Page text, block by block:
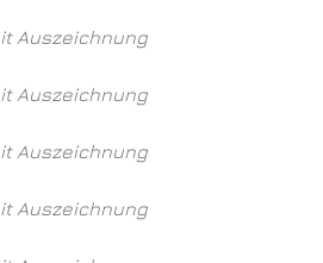
Auszeichnung
Auszeichnung
Auszeichnung
Auszeichnung